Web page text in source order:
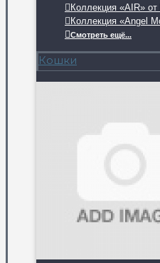
Коллекция «AIR» от
Коллекция «Angel
Смотреть ещё...
Кошки